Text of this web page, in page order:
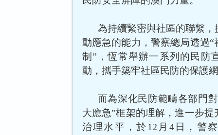
為持續緊密與社區的聯繫
動應急的能力，警察總局透過“
制”，恆常舉辦一系列的民防
動，攜手築牢社區民防的保護
而為深化民防範疇各部門
大應急”框架的理解，進一步
治理水平，於12月4日，警